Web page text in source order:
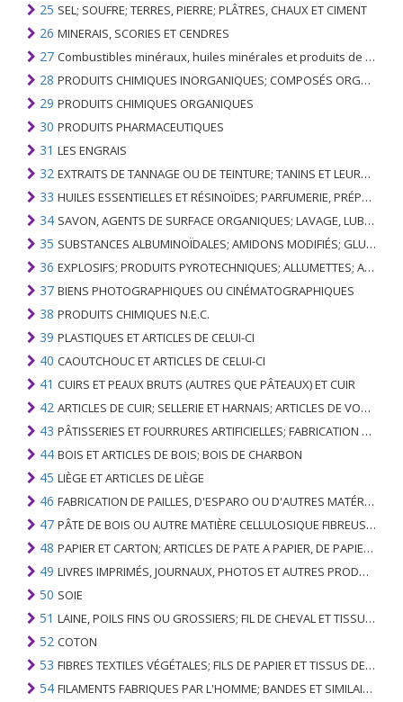
25 SEL; SOUFRE; TERRES, PIERRE; PLÂTRES, CHAUX ET CIMENT
26 MINERAIS, SCORIES ET CENDRES
27 Combustibles minéraux, huiles minérales et produits de leur distillation; SUBSTANCES BITUMINEUSES; CIRES MINÉRALES
28 PRODUITS CHIMIQUES INORGANIQUES; COMPOSÉS ORGANIQUES ET INORGANIQUES DE MÉTAUX PRÉCIEUX; DE MÉTAUX DES TERRES RARES, D'ÉLÉMENTS RADIOACTIFS ET D'ISOTOPES
29 PRODUITS CHIMIQUES ORGANIQUES
30 PRODUITS PHARMACEUTIQUES
31 LES ENGRAIS
32 EXTRAITS DE TANNAGE OU DE TEINTURE; TANINS ET LEURS DERIVES; COLORANTS, PIGMENTS ET AUTRES MATIERES COLORANTES; PEINTURES, VERNIS; MASTIC, AUTRES MASTIQUES; ENCRES
33 HUILES ESSENTIELLES ET RÉSINOÏDES; PARFUMERIE, PRÉPARATIONS COSMÉTIQUES OU DE TOILETTE
34 SAVON, AGENTS DE SURFACE ORGANIQUES; LAVAGE, LUBRIFICATION, POLISSAGE OU PRÉPARATION À L'ÉPURATION; CIRES ARTIFICIELLES OU PRÉPARÉES, BOUGIES ET ARTICLES SIMILAIRES, PÂTES À MODÉLISER, CIRES DENTAIRES ET PRÉPARATIONS DENTAIRES À BASE DE PLÂTRE
35 SUBSTANCES ALBUMINOÏDALES; AMIDONS MODIFIÉS; GLUES; ENZYMES
36 EXPLOSIFS; PRODUITS PYROTECHNIQUES; ALLUMETTES; ALLIAGES PYROPHORIQUES; CERTAINES PRÉPARATIONS COMBUSTIBLES
37 BIENS PHOTOGRAPHIQUES OU CINÉMATOGRAPHIQUES
38 PRODUITS CHIMIQUES N.E.C.
39 PLASTIQUES ET ARTICLES DE CELUI-CI
40 CAOUTCHOUC ET ARTICLES DE CELUI-CI
41 CUIRS ET PEAUX BRUTS (AUTRES QUE PÂTEAUX) ET CUIR
42 ARTICLES DE CUIR; SELLERIE ET ​​HARNAIS; ARTICLES DE VOYAGE, SACS À MAIN ET RÉCIPIENTS ANALOGUES; ARTICLES DE GUT ANIMAL (AUTRE QUE GUT DE SOIE-VERT)
43 PÂTISSERIES ET FOURRURES ARTIFICIELLES; FABRICATION DE CELLES-CI
44 BOIS ET ARTICLES DE BOIS; BOIS DE CHARBON
45 LIÈGE ET ARTICLES DE LIÈGE
46 FABRICATION DE PAILLES, D'ESPARO OU D'AUTRES MATÉRIAUX DE COULÉE; BASKETWARE ET WICKERWORK
47 PÂTE DE BOIS OU AUTRE MATIÈRE CELLULOSIQUE FIBREUSE; PAPIER OU CARTON RÉCUPÉRÉ (DÉCHETS ET DÉCHETS)
48 PAPIER ET CARTON; ARTICLES DE PATE A PAPIER, DE PAPIER OU DE CARTON
49 LIVRES IMPRIMÉS, JOURNAUX, PHOTOS ET AUTRES PRODUITS DE L'INDUSTRIE DE L'IMPRIMERIE; MANUSCRITS, TYPESCRIPTS ET PLANS
50 SOIE
51 LAINE, POILS FINS OU GROSSIERS; FIL DE CHEVAL ET TISSU TISSÉ
52 COTON
53 FIBRES TEXTILES VÉGÉTALES; FILS DE PAPIER ET TISSUS DE FILS DE PAPIER
54 FILAMENTS FABRIQUES PAR L'HOMME; BANDES ET SIMILAIRES DE MATIERES TEXTILES SYNTHETIQUES